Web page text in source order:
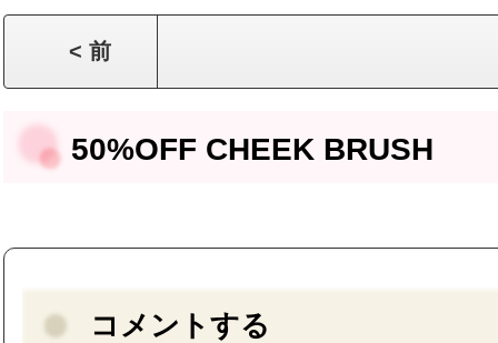
< 前
50%OFF CHEEK BRUSH
コメントする